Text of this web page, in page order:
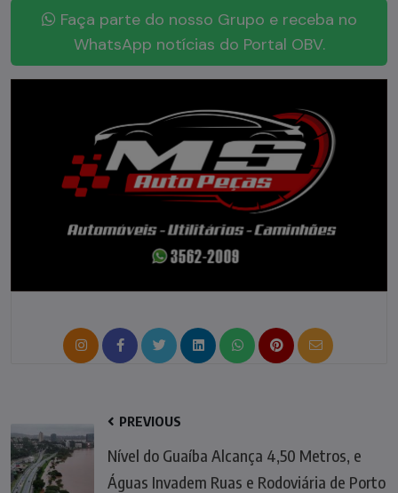
Faça parte do nosso Grupo e receba no
WhatsApp notícias do Portal OBV.
PREVIOUS
Nível do Guaíba Alcança 4,50 Metros, e
Águas Invadem Ruas e Rodoviária de Porto